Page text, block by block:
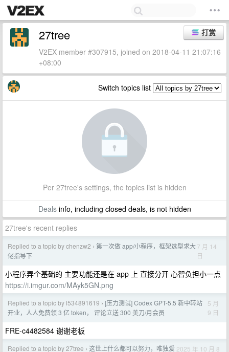
打赏
27tree
V2EX member #307915, joined on 2018-04-11 21:07:16
+08:00
Switch topics list
Per 27tree's settings, the topics list is hidden
Dealsinfo, including closed deals, is not hidden
27tree's recent replies
Replied to a topic by chenzw2 › 第一次做 app/小程序，框架选型求大
佬指导下
7 月 14
日
小程序弄个基础的 主要功能还是在 app 上 直接分开 心智负担小一点
https://i.imgur.com/MAyk5GN.png
Replied to a topic by l534891619 › [压力测试] Codex GPT-5.5 新中转站
开业，人人免费领 3 亿 token， 评论立送 300 美刀/月会员
5 月
9 日
FRE-c4482584 谢谢老板
Replied to a topic by 27tree › 这世上什么都可以努力，唯独爱 2025 年 10 月 8